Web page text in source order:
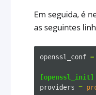
Em seguida, é
as seguintes
openssl_conf =
[openssl_init]
providers =